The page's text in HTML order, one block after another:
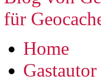
Home